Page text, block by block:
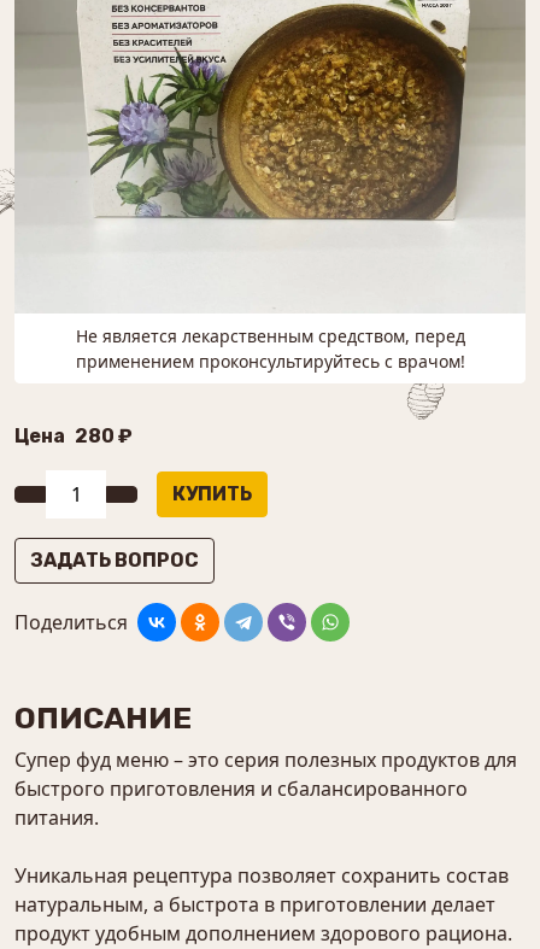
Не является лекарственным средством, перед
применением проконсультируйтесь с врачом!
Цена 280 ₽
ЗАДАТЬ ВОПРОС
Поделиться
ОПИСАНИЕ
Супер фуд меню – это серия полезных продуктов для
быстрого приготовления и сбалансированного
питания.
Уникальная рецептура позволяет сохранить состав
натуральным, а быстрота в приготовлении делает
продукт удобным дополнением здорового рациона.